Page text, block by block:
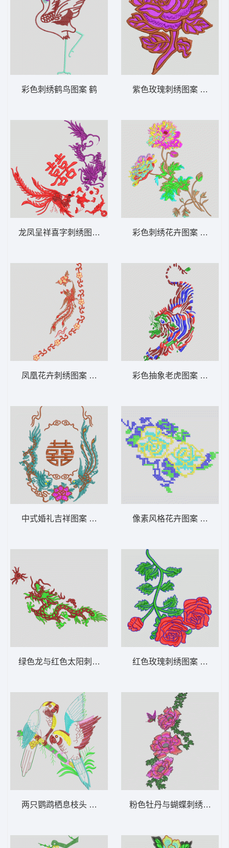
彩色刺绣鹤鸟图案 鹤
龙凤呈祥喜字刺绣图案 龙凤凰
凤凰花卉刺绣图案 凤凰
中式婚礼吉祥图案 龙凤凰
绿色龙与红色太阳刺绣图案 龙
两只鹦鹉栖息枝头 鹰 鸟
紫色玫瑰刺绣图案 靓花
彩色刺绣花卉图案 靓花
彩色抽象老虎图案 老虎
像素风格花卉图案 十字绣
红色玫瑰刺绣图案 靓花
粉色牡丹与蝴蝶刺绣图案